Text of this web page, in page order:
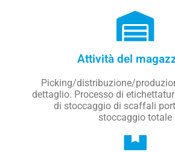
Attività del
Picking/distribuzione/
dettaglio. Processo di
di stoccaggio di scaffali
stoccaggio totale